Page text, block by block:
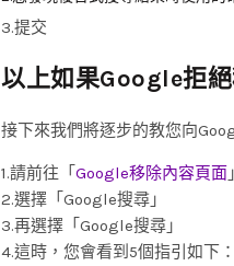
3.提交
以上如果Google拒
接下來我們將逐步的教您向
1.請前往「 Google移除內容頁面 」
2.選擇「Google搜尋」
3.再選擇「Google搜尋」
4.這時，您會看到5個指引如下：